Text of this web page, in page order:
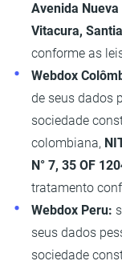
Avenida
Vitacura,
conforme as
Webdox
de seus dados
sociedade
colombiana,
N° 7, 35 OF
tratamento
Webdox Peru:
seus dados
sociedade